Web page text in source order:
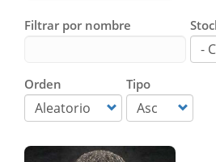
Filtrar por nombre
Orden Tipo